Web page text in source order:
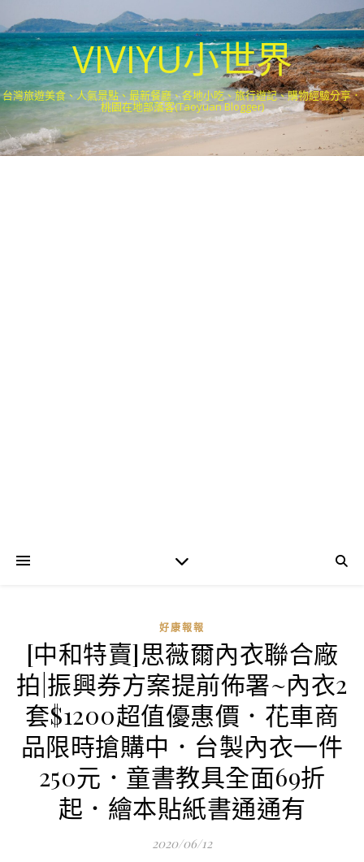
VIVIYU小世界
台灣旅遊美食、人氣景點、最新餐廳、各地小吃、旅行遊記、購物經驗分享．
桃園在地部落客(Taoyuan Blogger)
好康報報
[中和特賣]思薇爾內衣聯合廠
拍|振興券方案提前佈署~內衣2
套$1200超值優惠價．花車商
品限時搶購中．台製內衣一件
250元．童書教具全面69折
起．繪本貼紙書通通有
2020/06/12